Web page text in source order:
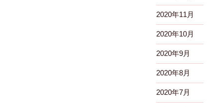
2020年11月
2020年10月
2020年9月
2020年8月
2020年7月